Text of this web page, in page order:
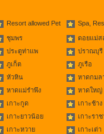
Resort allowed Pet Spa,
ชุมพร ดอยแม่ส
ประตูท่าแพ ปราณบุรี
ภูเก็ต ภูเรือ
หัวหิน หาดกมล
หาดแม่รำพึง หาดใหญ่
เกาะกูด เกาะช้าง
เกาะยาวน้อย เกาะราช
เกาะหวาย เกาะเต่า